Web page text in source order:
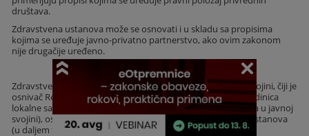
društava.
Zdravstvena ustanova može se osnovati i u skladu sa propisima
kojima se uređuje javno-privatno partnerstvo, ako ovim zakonom
nije drugačije uređeno.
Član 29
Zdravstvena ustanova koja se osniva sredstvima u javnoj svojini, čiji je
osnivač Republika Srbija, autonomna pokrajina, odnosno jedinica
lokalne samouprave (u daljem tekstu: zdravstvena ustanova u javnoj
svojini), osniva se u skladu sa Planom mreže zdravstvenih ustanova
(u daljem tekstu: Plan mreže), koji donosi Vlada.